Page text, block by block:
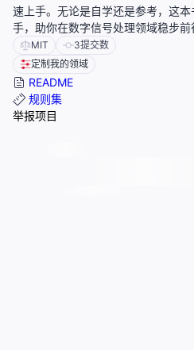
速上手。无论是自学还是参考，这
手，助你在数字信号处理领域稳步前
MIT 3提交数
定制我的领域
README
规则集
举报项目